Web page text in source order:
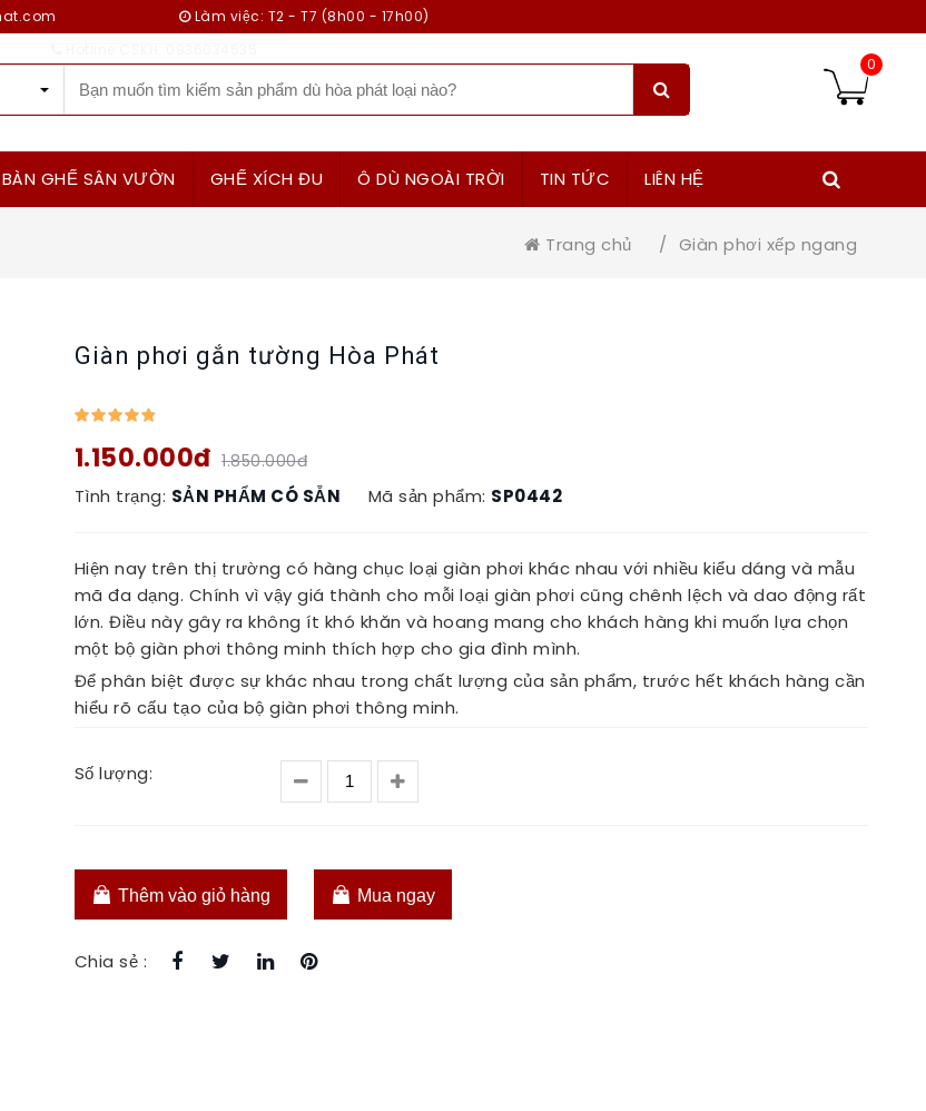
Làm việc: T2 - T7 (8h00 - 17h00)
0
BÀN GHẾ SÂN VƯỜN GHẾ XÍCH ĐU Ô DÙ NGOÀI TRỜI TIN TỨC LIÊN HỆ
Trang chủ / Giàn phơi xếp ngang
Giàn phơi gắn tường Hòa Phát
1.150.000đ 1.850.000đ
Tình trạng: SẢN PHẨM CÓ SẴN Mã sản phẩm: SP0442
Hiện nay trên thị trường có hàng chục loại giàn phơi khác nhau với nhiều kiểu dáng và mẫu
mã đa dạng. Chính vì vậy giá thành cho mỗi loại giàn phơi cũng chênh lệch và dao động rất
lớn. Điều này gây ra không ít khó khăn và hoang mang cho khách hàng khi muốn lựa chọn
một bộ giàn phơi thông minh thích hợp cho gia đình mình.
Để phân biệt được sự khác nhau trong chất lượng của sản phẩm, trước hết khách hàng cần
hiểu rõ cấu tạo của bộ giàn phơi thông minh.
Số lượng:
Thêm vào giỏ hàng Mua ngay
Chia sẻ :